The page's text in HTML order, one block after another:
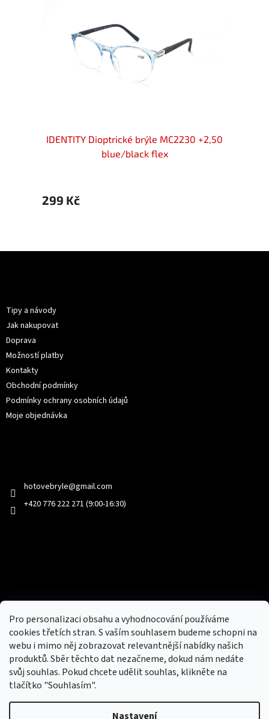
Pro personalizaci obsahu a vyhodnocování používáme
cookies třetích stran. S vaším souhlasem budeme schopni na
webu i mimo něj zobrazovat relevantnější nabídky našich
produktů. Sběr těchto dat nezačneme, dokud nám nedáte
svůj souhlas. Pokud chcete udělit souhlas, klikněte na
tlačítko "Souhlasím".
Nastavení
IDENTITY Dioptrické brýle MC2230 +2,50
blue/black flex
299 Kč
Tipy a návody
Jak nakupovat
Doprava
Možností platby
Kontakty
Obchodní podmínky
Podmínky ochrany osobních údajů
Moje objednávka
hotovebryle@gmail.com
+420 776 222 271 (9:00-16:30)
Nový obchod s batohy, cestovními zavazadly, tašky a peněženky